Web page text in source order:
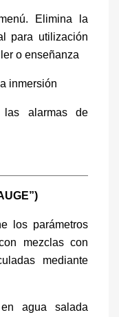
Elimina la
para utilización
o enseñanza
inmersión
las alarmas de
los parámetros
mezclas con
mediante
en agua salada